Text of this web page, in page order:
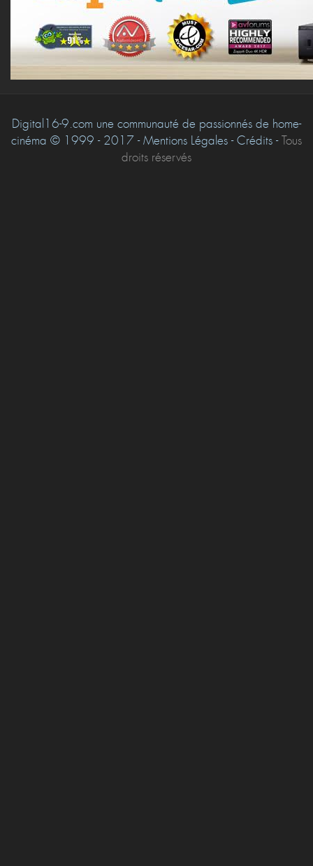
Digital16-9.com une communauté de passionnés de home-
cinéma © 1999 - 2017 - Mentions Légales - Crédits -Tous
droits réservés